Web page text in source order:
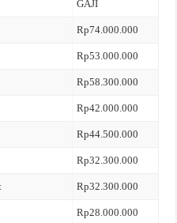
GAJI
Rp74.000.000
Rp53.000.000
Rp58.300.000
Rp42.000.000
Rp44.500.000
Rp32.300.000
Rp32.300.000
Rp28.000.000